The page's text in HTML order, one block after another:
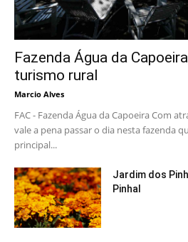
Fazenda Água da
turismo rural
Marcio Alves
FAC - Fazenda Água da Capoeira Com
vale a pena passar o dia nesta fazenda
principal...
Jardim dos
Pinhal